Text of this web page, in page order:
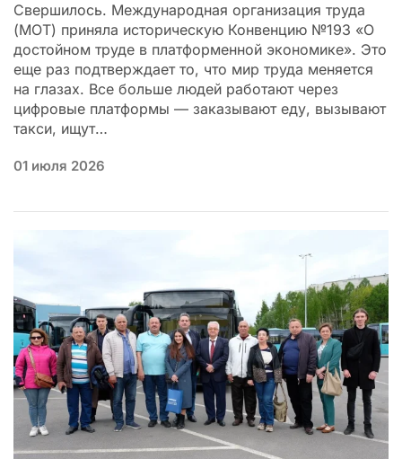
Свершилось. Международная организация труда
(МОТ) приняла историческую Конвенцию №193 «О
достойном труде в платформенной экономике». Это
еще раз подтверждает то, что мир труда меняется
на глазах. Все больше людей работают через
цифровые платформы — заказывают еду, вызывают
такси, ищут…
01 июля 2026